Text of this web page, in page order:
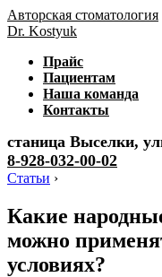
Авторская стоматология
Dr. Kostyuk
Прайс
Пациентам
Наша команда
Контакты
станица Выселки,
8-928-032-00-02
Статьи ›
Какие
можно
условиях?